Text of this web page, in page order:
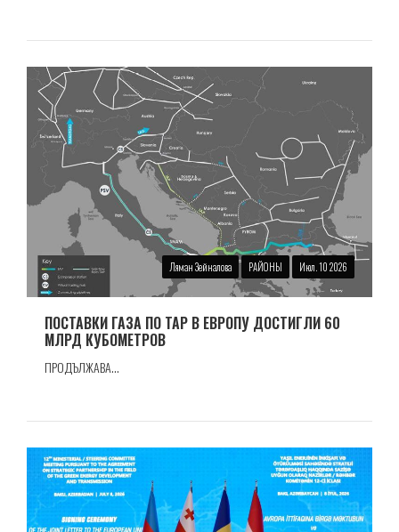
Ляман Зейналова РАЙОНЫ Июл. 10 2026
ПОСТАВКИ ГАЗА ПО TAP В ЕВРОПУ ДОСТИГЛИ 60
МЛРД КУБОМЕТРОВ
ПРОДЪЛЖАВА...